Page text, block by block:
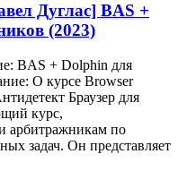
Дуглас] BAS +
(2023)
BAS + Dolphin для
О курсе Browser
Браузер для
курс,
арбитражникам по
задач. Он представляет